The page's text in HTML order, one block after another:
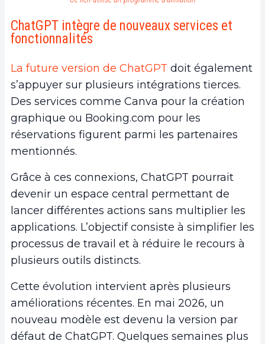
ChatGPT intègre de nouveaux services et
fonctionnalités
La future version de ChatGPT doit également
s’appuyer sur plusieurs intégrations tierces.
Des services comme Canva pour la création
graphique ou Booking.com pour les
réservations figurent parmi les partenaires
mentionnés.
Grâce à ces connexions, ChatGPT pourrait
devenir un espace central permettant de
lancer différentes actions sans multiplier les
applications. L’objectif consiste à simplifier les
processus de travail et à réduire le recours à
plusieurs outils distincts.
Cette évolution intervient après plusieurs
améliorations récentes. En mai 2026, un
nouveau modèle est devenu la version par
défaut de ChatGPT. Quelques semaines plus